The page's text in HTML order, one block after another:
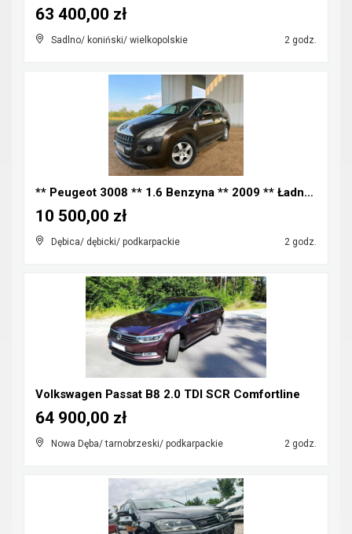
Sadlno/ koniński/ wielkopolskie 2 godz.
63 400,00 zł
** Peugeot 3008 ** 1.6 Benzyna ** 2009 ** Ładny Za...
Dębica/ dębicki/ podkarpackie 2 godz.
10 500,00 zł
Volkswagen Passat B8 2.0 TDI SCR Comfortline
Nowa Dęba/ tarnobrzeski/ podkarpackie 2 godz.
64 900,00 zł